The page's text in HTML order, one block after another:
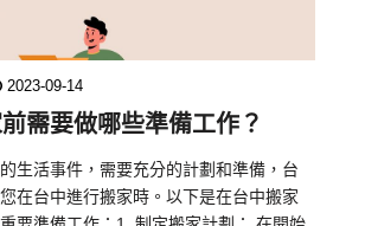
2023-09-14
需要做哪些準備工作？
生活事件，需要充分的計劃和準備，台
在台中進行搬家時。以下是在台中搬家